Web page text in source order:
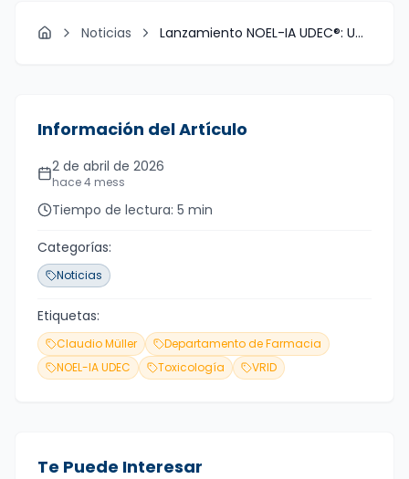
Inicio Noticias Lanzamiento NOEL-IA UDEC®: Un ...
Información del Artículo
Fecha de publicación
2 de abril de 2026
hace 4 mess
Tiempo de lectura
Tiempo de lectura: 5 min
Categorías:
Noticias
Etiquetas:
Claudio Müller
Departamento de Farmacia
NOEL-IA UDEC
Toxicología VRID
Te Puede Interesar